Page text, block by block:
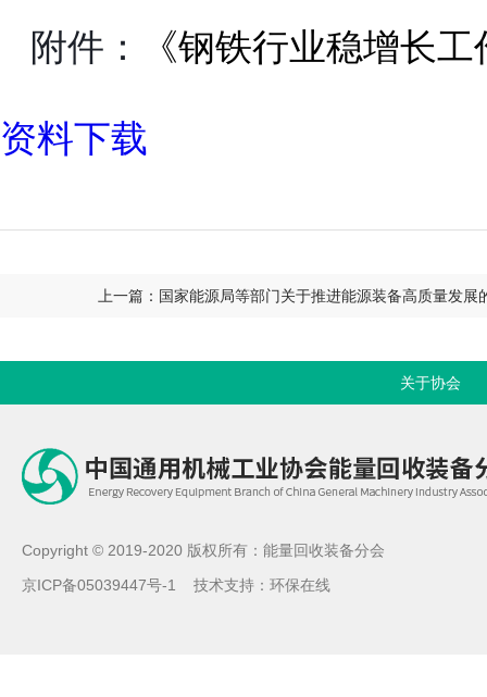
附件：
《钢铁行业稳增长
资料下载
上一篇：国家能源局等部门关于推进能源装备高质量发展
关于协会
Copyright © 2019-2020 版权所有：能量回收装备分会
京ICP备05039447号-1
技术支持： 环保在线